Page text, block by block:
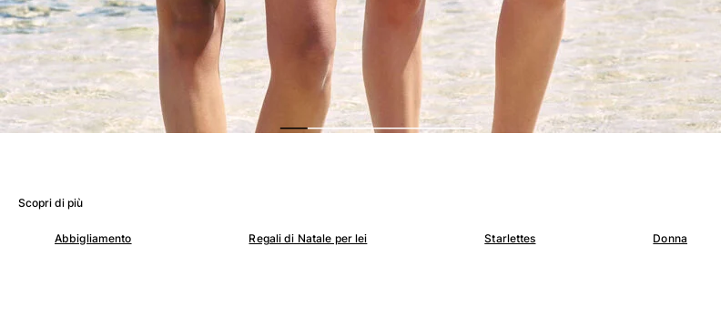
Intero
Tops
Slips
Rashguards
Vedi tutti i Costumi da bagno
Abbigliamento
Camicie
Scopri di più
Abbigliamento Regali di Natale per lei Starlettes Donna